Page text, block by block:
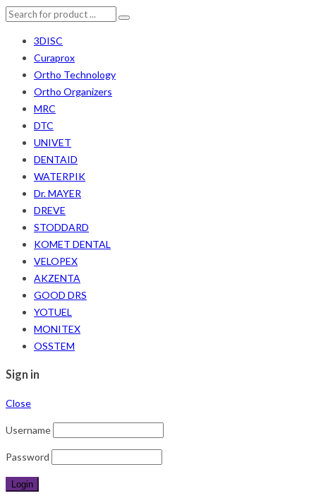
3DISC
Curaprox
Ortho Technology
Ortho Organizers
MRC
DTC
UNIVET
DENTAID
WATERPIK
Dr. MAYER
DREVE
STODDARD
KOMET DENTAL
VELOPEX
AKZENTA
GOOD DRS
YOTUEL
MONITEX
OSSTEM
Sign in
Close
Username
Password